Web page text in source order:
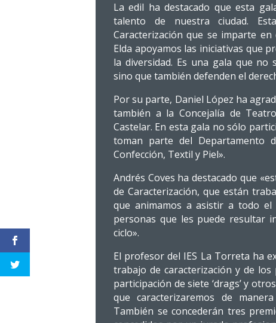
La edil ha destacado que esta
talento de nuestra ciudad.
Caracterización que se imparte
Elda apoyamos las iniciativas que
la diversidad. Es una gala que no
sino que también defenden el
Por su parte, Daniel López ha
también a la Concejalía de
Castelar. En esta gala no sólo
toman parte del Departamento
Confección, Textil y Piel».
Andrés Coves ha destacado que
de Caracterización, que están
que animamos a asistir a todo el
personas que les puede resultar
ciclo».
El profesor del IES La Torreta ha
trabajo de caracterización y de los
participación de siete ‘drags’ y
que caracterizaremos de
También se concederán tres